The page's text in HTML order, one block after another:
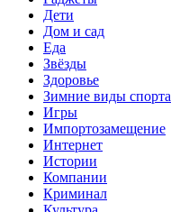
Дети
Дом и сад
Еда
Звёзды
Здоровье
Зимние виды спорта
Игры
Импортозамещение
Интернет
Истории
Компании
Криминал